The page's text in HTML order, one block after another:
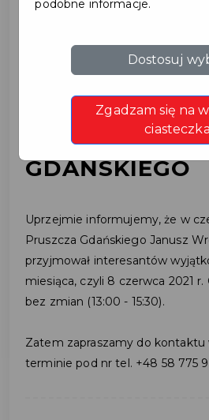
2021-05-20
BURMISTRZA
GDAŃSKIEGO
Uprzejmie informujemy, że w
Pruszcza Gdańskiego Janusz
przyjmował interesantów
miesiąca, czyli 8 czerwca 2021
bez zmian (13:00 - 15:30).
Zatem zapraszamy do
terminie pod nr tel. +48 58 775
podobne informacje.
Dostosuj
Zgadzam się na
ciasteczka